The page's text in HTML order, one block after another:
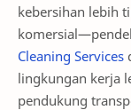
kebersihan lebih
Cleaning Services
lingkungan kerja
pendukung